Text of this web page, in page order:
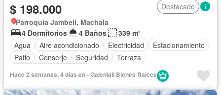
$ 198.000
Destacado
Parroquia Jambeli, Machala
4 Dormitorios
4 Baños
339 m²
Agua
Aire acondicionado Electricidad
Estacionamiento
Patio
Conserje Seguridad
Terraza
Hace 2 semanas, 4 días en - Galeniall Bienes Raíces